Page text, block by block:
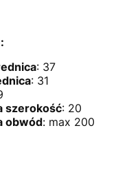
: 37
: 31
szerokość: 20
obwód: max 200